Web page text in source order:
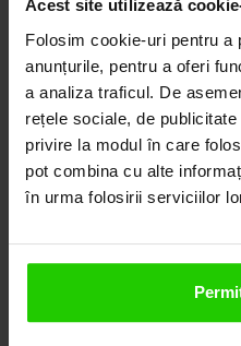
Acest site utilizează
Folosim cookie-uri pentru a
anunțurile, pentru a oferi
a analiza traficul. De
rețele sociale, de
privire la modul în care
pot combina cu alte
în urma folosirii serviciilor
Descoperă Lumea
LOCUL UNDE
DEVINE ARTĂ!
COZETTE este
elegante și rafinate,
prețioase.